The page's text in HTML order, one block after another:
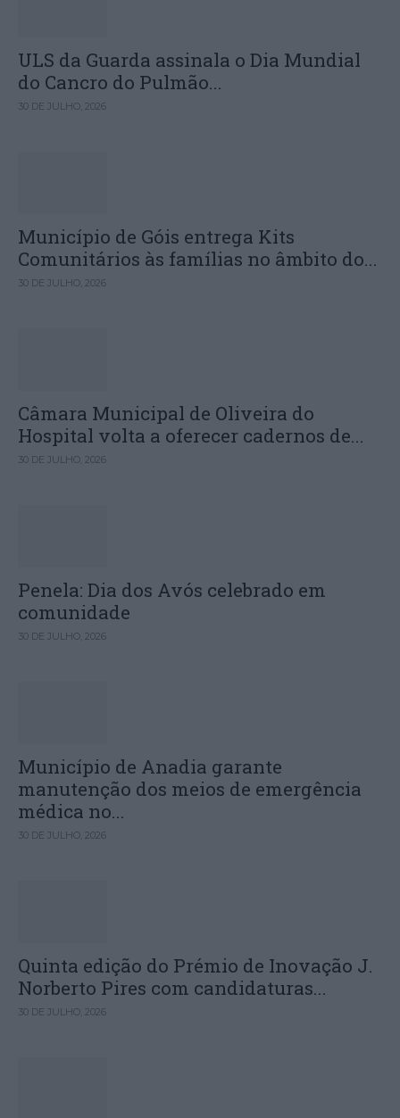
ULS da Guarda assinala o Dia Mundial
do Cancro do Pulmão...
30 DE JULHO, 2026
Município de Góis entrega Kits
Comunitários às famílias no âmbito do...
30 DE JULHO, 2026
Câmara Municipal de Oliveira do
Hospital volta a oferecer cadernos de...
30 DE JULHO, 2026
Penela: Dia dos Avós celebrado em
comunidade
30 DE JULHO, 2026
Município de Anadia garante
manutenção dos meios de emergência
médica no...
30 DE JULHO, 2026
Quinta edição do Prémio de Inovação J.
Norberto Pires com candidaturas...
30 DE JULHO, 2026